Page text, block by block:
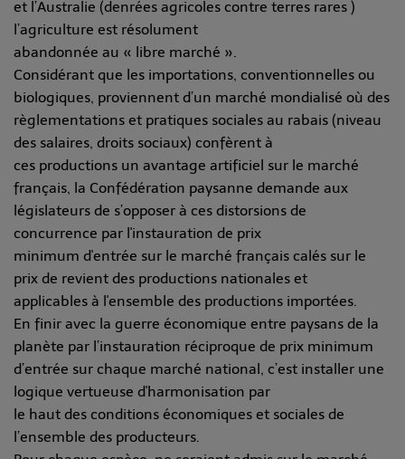
et l’Australie (denrées agricoles contre terres rares )
l’agriculture est résolument
abandonnée au « libre marché ».
Considérant que les importations, conventionnelles ou
biologiques, proviennent d’un marché mondialisé où des
règlementations et pratiques sociales au rabais (niveau
des salaires, droits sociaux) confèrent à
ces productions un avantage artificiel sur le marché
français, la Confédération paysanne demande aux
législateurs de s’opposer à ces distorsions de
concurrence par l'instauration de prix
minimum d'entrée sur le marché français calés sur le
prix de revient des productions nationales et
applicables à l'ensemble des productions importées.
En finir avec la guerre économique entre paysans de la
planète par l’instauration réciproque de prix minimum
d’entrée sur chaque marché national, c’est installer une
logique vertueuse d'harmonisation par
le haut des conditions économiques et sociales de
l’ensemble des producteurs.